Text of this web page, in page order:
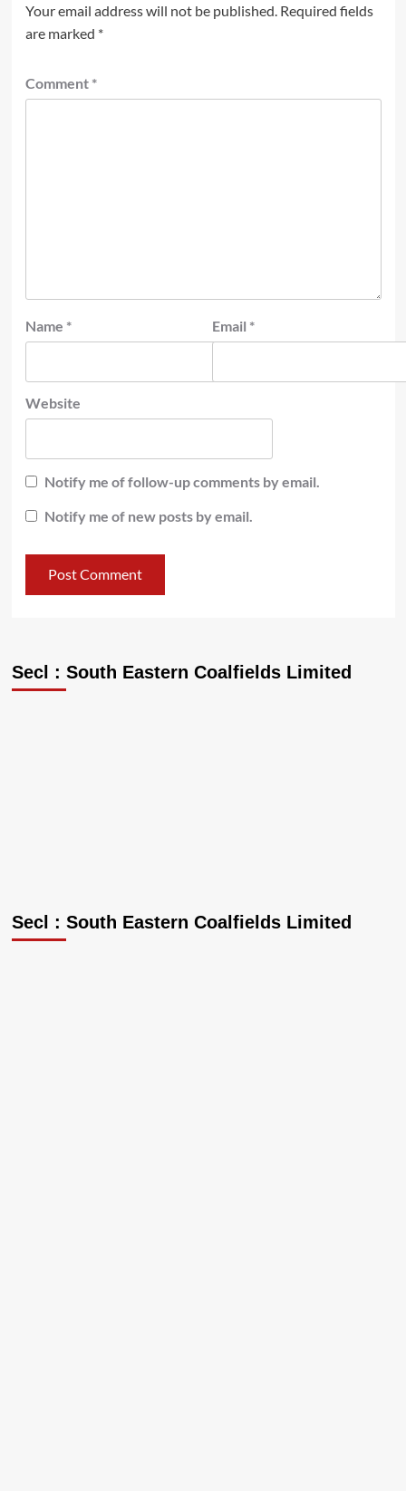
Your email address will not be published. Required fields
are marked *
Comment *
Name * Email *
Website
Notify me of follow-up comments by email.
Notify me of new posts by email.
Secl : South Eastern Coalfields Limited
Secl : South Eastern Coalfields Limited